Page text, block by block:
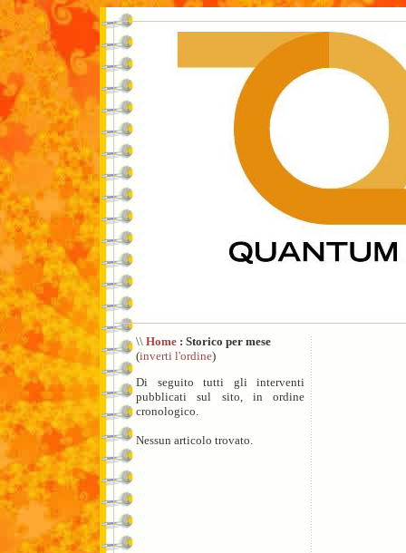
\\ Home : Storico per mese
(inverti l'ordine)
Di seguito tutti gli interventi
pubblicati sul sito, in ordine
cronologico.
Nessun articolo trovato.